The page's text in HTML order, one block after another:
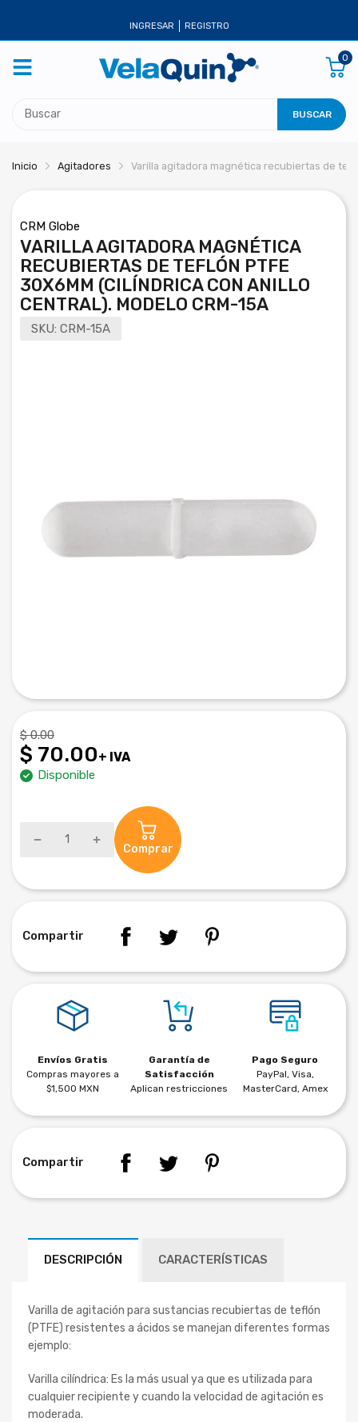
INGRESAR REGISTRO
0
BUSCAR
Inicio Agitadores Varilla agitadora magnética recubiertas de
CRM Globe
VARILLA AGITADORA MAGNÉTICA
RECUBIERTAS DE TEFLÓN PTFE
30X6MM (CILÍNDRICA CON ANILLO
CENTRAL). MODELO CRM-15A
SKU: CRM-15A
$ 0.00
$ 70.00+ IVA
Disponible
Comprar
Compartir
Envíos Gratis
Compras mayores a
$1,500 MXN
Garantía de
Satisfacción
Aplican restricciones
Pago Seguro
PayPal, Visa,
MasterCard, Amex
Compartir
DESCRIPCIÓN CARACTERÍSTICAS
Varilla de agitación para sustancias recubiertas de teflón
(PTFE) resistentes a ácidos se manejan diferentes formas
ejemplo:
Varilla cilíndrica: Es la más usual ya que es utilizada para
cualquier recipiente y cuando la velocidad de agitación es
moderada.